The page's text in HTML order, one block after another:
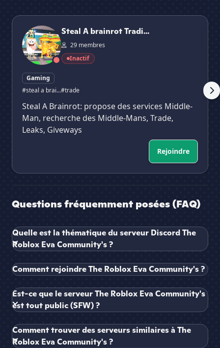
Steal A brainrot Trading Server
Steal A brainrot Tradi...
29 membres
Inactif
Gaming
#steal a brai...#trade
Steal A Brainrot: propose des services Middle-
Man, recherche des Middle-Mans, Trade,
Leaks, Giveways
Rejoindre
Questions fréquemment posées (FAQ)
Quelle est la thématique du serveur Discord The
Roblox Eva Community's ?
Comment rejoindre The Roblox Eva Community's ?
Est-ce que le serveur The Roblox Eva Community's
est tout public (SFW) ?
Comment trouver des serveurs similaires à The
Roblox Eva Community's ?